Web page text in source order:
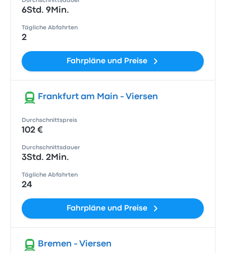
6Std. 9Min.
Tägliche Abfahrten
2
Fahrpläne und Preise
Frankfurt am Main - Viersen
Durchschnittspreis
102 €
Durchschnittsdauer
3Std. 2Min.
Tägliche Abfahrten
24
Fahrpläne und Preise
Bremen - Viersen